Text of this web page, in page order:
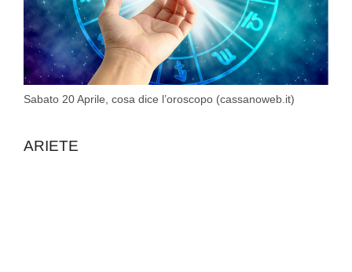
Sabato 20 Aprile, cosa dice l’oroscopo (cassanoweb.it)
ARIETE